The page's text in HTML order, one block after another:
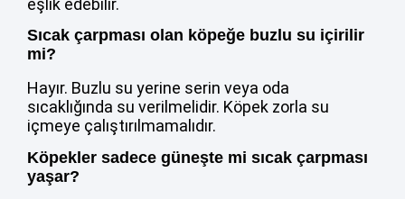
eşlik edebilir.
Sıcak çarpması olan köpeğe buzlu su içirilir
mi?
Hayır. Buzlu su yerine serin veya oda
sıcaklığında su verilmelidir. Köpek zorla su
içmeye çalıştırılmamalıdır.
Köpekler sadece güneşte mi sıcak çarpması
yaşar?